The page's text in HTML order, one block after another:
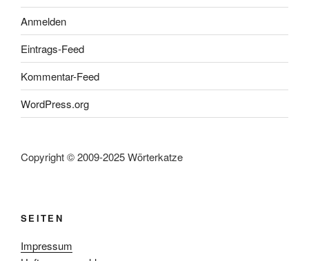
Anmelden
Eintrags-Feed
Kommentar-Feed
WordPress.org
Copyright © 2009-2025 Wörterkatze
SEITEN
Impressum